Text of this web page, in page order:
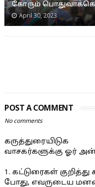
கோரும்
April 30, 2023
POST A COMMENT
No comments
கருத்துரையிடுக
வாசகர்களுக்கு ஓர்
1. கட்டுரைகள்
போது, எவருடைய